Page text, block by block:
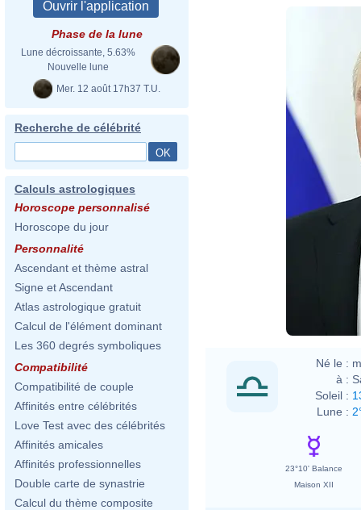
Phase de la lune
Lune décroissante, 5.63%
Nouvelle lune
Mer. 12 août 17h37 T.U.
Recherche de célébrité
Calculs astrologiques
Horoscope personnalisé
Horoscope du jour
Personnalité
Ascendant et thème astral
Signe et Ascendant
Atlas astrologique gratuit
Calcul de l'élément dominant
Les 360 degrés symboliques
Compatibilité
Compatibilité de couple
Affinités entre célébrités
Love Test avec des célébrités
Affinités amicales
Affinités professionnelles
Double carte de synastrie
Calcul du thème composite
Né le :
à :
Soleil :
Lune :
23°10' Balance
Maison XII